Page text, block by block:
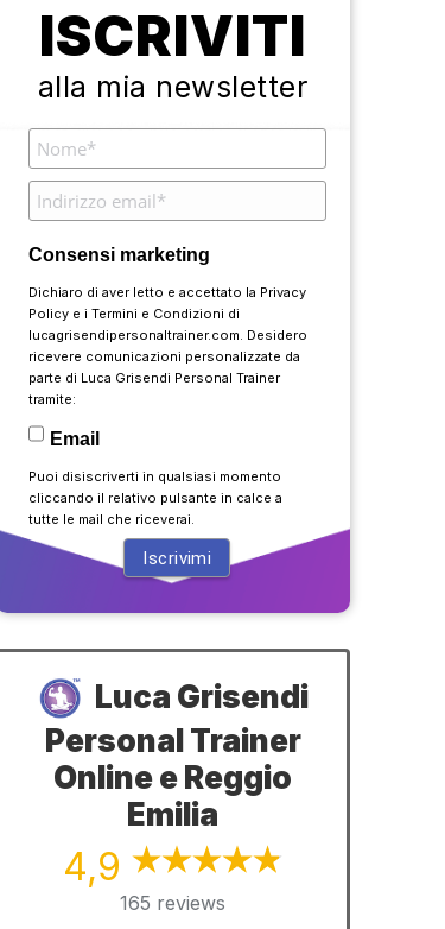
ISCRIVITI
alla mia newsletter
Consensi marketing
Dichiaro di aver letto e accettato la Privacy
Policye i Termini e Condizioni di
lucagrisendipersonaltrainer.com. Desidero
ricevere comunicazioni personalizzate da
parte di Luca Grisendi Personal Trainer
tramite:
Email
Puoi disiscriverti in qualsiasi momento
cliccando il relativo pulsante in calce a
tutte le mail che riceverai.
Luca Grisendi
Personal Trainer
Online e Reggio
Emilia
4,9
165 reviews